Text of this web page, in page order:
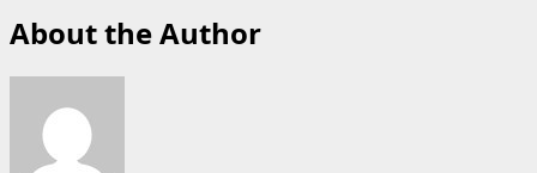
About the Author